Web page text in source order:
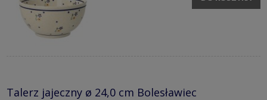
Talerz jajeczny ø 24,0 cm Bolesławiec